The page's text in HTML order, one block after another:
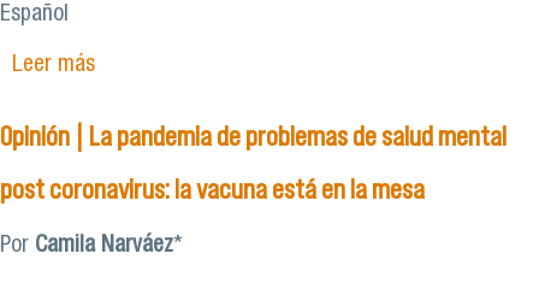
Español
Leer mássobre “Salud mental y convivencia post
relacionarnos” es el nombre de la próxima
versión de la Jornada Científica Nacional de
Estudiantes de Ciencias Médicas
Opinión | La pandemia de problemas de salud mental
post coronavirus: la vacuna está en la mesa
Por Camila Narváez*